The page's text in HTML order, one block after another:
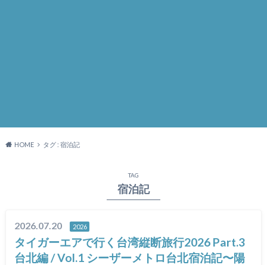
HOME タグ : 宿泊記
TAG
宿泊記
2026.07.20 2026
タイガーエアで行く台湾縦断旅行2026 Part.3
台北編 / Vol.1 シーザーメトロ台北宿泊記〜陽